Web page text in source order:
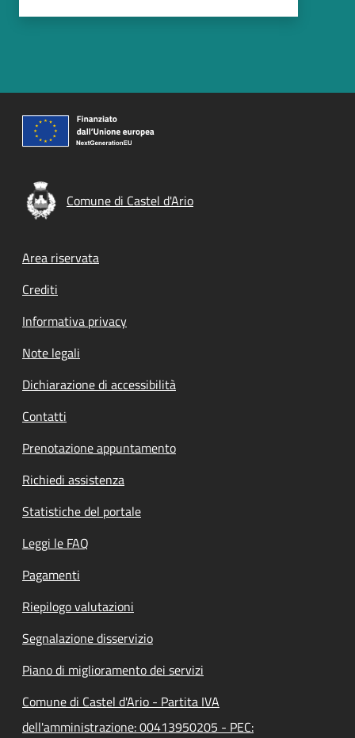
Comune di Castel d'Ario
Footer menu
Area riservata
Crediti
Informativa privacy
Note legali
Dichiarazione di accessibilità
Contatti
Prenotazione appuntamento
Richiedi assistenza
Statistiche del portale
Leggi le FAQ
Pagamenti
Riepilogo valutazioni
Segnalazione disservizio
Piano di miglioramento dei servizi
Comune di Castel d'Ario - Partita IVA
dell'amministrazione: 00413950205 - PEC: